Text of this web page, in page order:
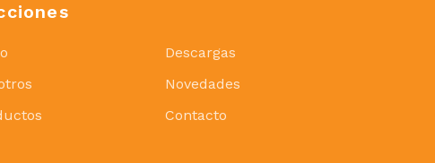
Descargas
Novedades
Contacto